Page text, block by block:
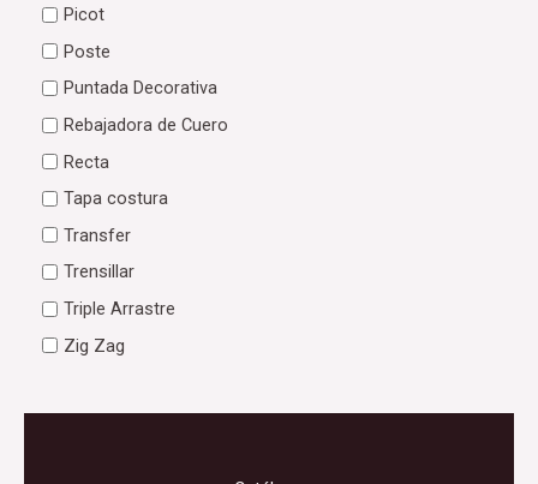
Picot
Poste
Puntada Decorativa
Rebajadora de Cuero
Recta
Tapa costura
Transfer
Trensillar
Triple Arrastre
Zig Zag